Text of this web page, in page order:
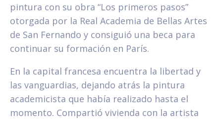
pintura con su obra “Los primeros pasos”
otorgada por la Real Academia de Bellas Artes
de San Fernando y consiguió una beca para
continuar su formación en París.
En la capital francesa encuentra la libertad y
las vanguardias, dejando atrás la pintura
academicista que había realizado hasta el
momento. Compartió vivienda con la artista